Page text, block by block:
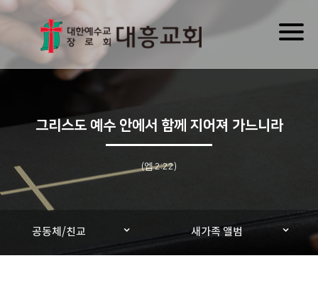
그리스도 예수 안에서 함께 지어져 가느니라
(엡 2:22)
공동체/친교 새가족 앨범